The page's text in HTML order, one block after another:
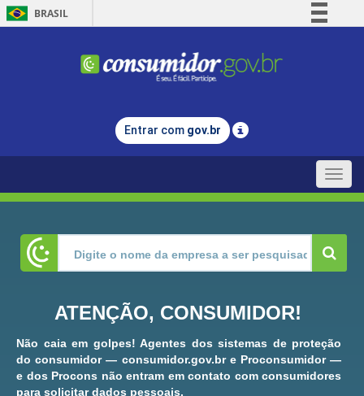
BRASIL
Comunica BR
Legislação
Entrar com gov.br
Toggle
ATENÇÃO, CONSUMIDOR!
Não caia em golpes! Agentes dos sistemas de proteção
do consumidor — consumidor.gov.br e Proconsumidor —
e dos Procons não entram em contato com consumidores
para solicitar dados pessoais.